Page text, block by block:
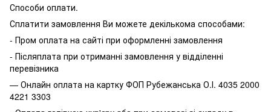
Способи оплати.
Сплатити замовлення Ви можете декількома способами:
- Пром оплата на сайті при оформленні замовлення
- Післяплата при отриманні замовлення у відділенні
перевізника
— Онлайн оплата на картку ФОП Рубежанська О.І. 4035 2000
4221 3303